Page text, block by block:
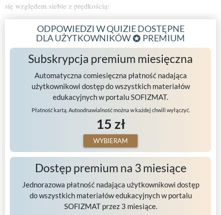
się względem siebie z prędkością:
ODPOWIEDZI W QUIZIE DOSTĘPNE
DLA UŻYTKOWNIKÓW
PREMIUM
Subskrypcja premium miesięczna
Automatyczna comiesięczna płatność nadająca
użytkownikowi dostęp do wszystkich materiałów
edukacyjnych w portalu SOFIZMAT.
Płatność kartą. Autoodnawialność można w każdej chwili wyłączyć.
15 zł
WYBIERAM
Dostęp premium na 3 miesiące
Jednorazowa płatność nadająca użytkownikowi dostęp
do wszystkich materiałów edukacyjnych w portalu
SOFIZMAT przez 3 miesiące.